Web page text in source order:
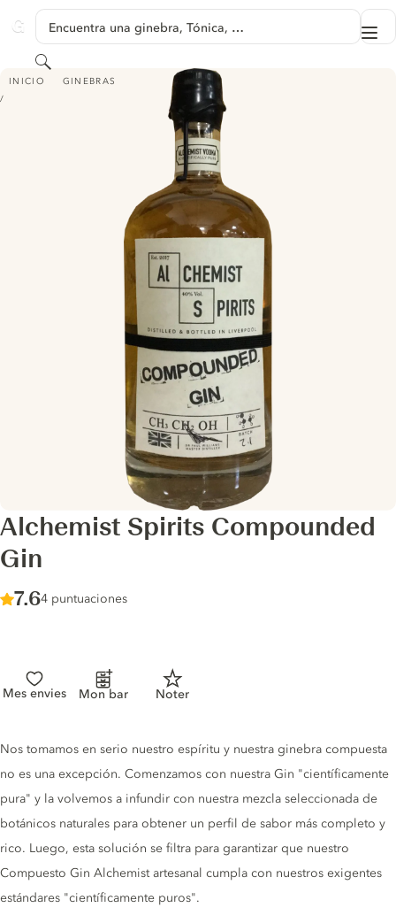
GINVENTORY
Encuentra una ginebra, Tónica, …
Buscar
INICIO GINEBRAS
ALCHEMIST SPIRITS COMPOUNDED GIN
Alchemist Spirits Compounded
Gin
Score :
7.6/ 10
4 puntuaciones
Mes envies Mon bar Noter
Gin description
Nos tomamos en serio nuestro espíritu y nuestra ginebra compuesta
no es una excepción. Comenzamos con nuestra Gin "científicamente
pura" y la volvemos a infundir con nuestra mezcla seleccionada de
botánicos naturales para obtener un perfil de sabor más completo y
rico. Luego, esta solución se filtra para garantizar que nuestro
Compuesto Gin Alchemist artesanal cumpla con nuestros exigentes
estándares "científicamente puros".